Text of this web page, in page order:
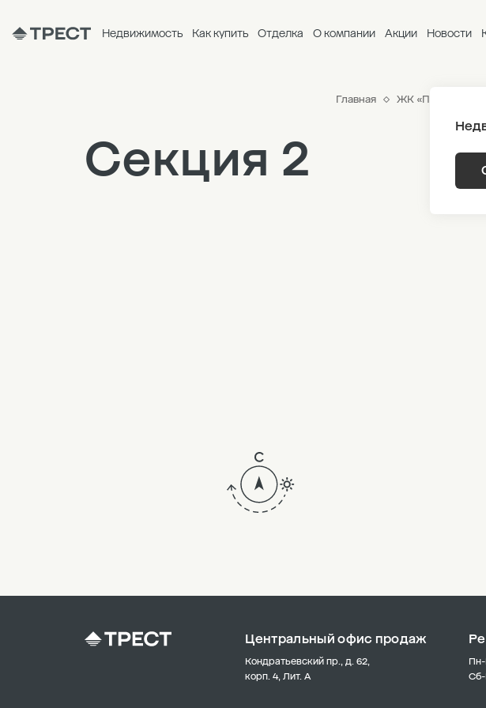
Недвижимость Как купить Отделка О компании Акции Новости
Главная ЖК «Парусная 1»
Секция 2
Центральный офис продаж
Кондратьевский пр., д. 62,
корп. 4, Лит. А
Сб-